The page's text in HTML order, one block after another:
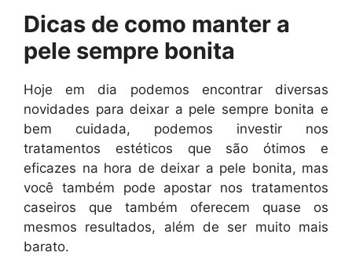
Dicas de como manter a
pele sempre bonita
Hoje em dia podemos encontrar diversas
novidades para deixar a pele sempre bonita e
bem cuidada, podemos investir nos
tratamentos estéticos que são ótimos e
eficazes na hora de deixar a pele bonita, mas
você também pode apostar nos tratamentos
caseiros que também oferecem quase os
mesmos resultados, além de ser muito mais
barato.